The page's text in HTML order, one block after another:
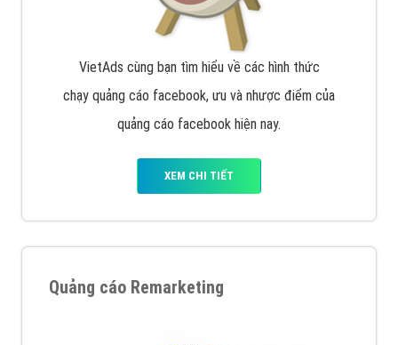
VietAds cùng bạn tìm hiểu về các hình thức
chạy quảng cáo facebook, ưu và nhược điểm của
quảng cáo facebook hiện nay.
XEM CHI TIẾT
Quảng cáo Remarketing